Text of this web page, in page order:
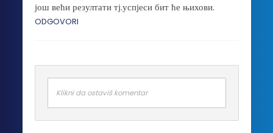
још већи резултати тј.успјеси бит ће њихови.
ODGOVORI
Klikni da ostaviš komentar